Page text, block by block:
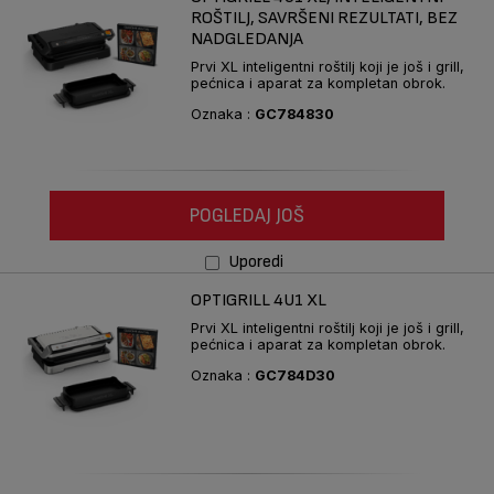
ROŠTILJ, SAVRŠENI REZULTATI, BEZ
NADGLEDANJA
Prvi XL inteligentni roštilj koji je još i grill,
pećnica i aparat za kompletan obrok.
Oznaka : GC784830
POGLEDAJ JOŠ
Uporedi
OPTIGRILL 4U1 XL
Prvi XL inteligentni roštilj koji je još i grill,
pećnica i aparat za kompletan obrok.
Oznaka : GC784D30